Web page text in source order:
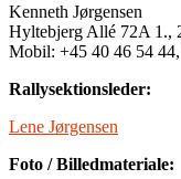
Kenneth Jørgensen
Hyltebjerg Allé 72A 1.,
Mobil: +45 40 46 54
Rallysektionsleder:
Lene Jørgensen
Foto / Billedmateriale: